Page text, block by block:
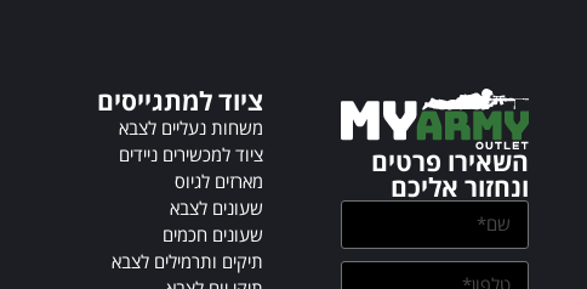
השאירו פרטים
ונחזור אליכם
ציוד למתגייסים
משחות נעליים לצבא
ציוד למכשירים ניידים
מארזים לגיוס
שעונים לצבא
שעונים חכמים
תיקים ותרמילים לצבא